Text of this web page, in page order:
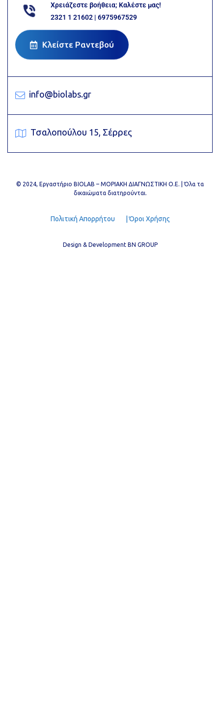
Χρειάζεστε βοήθεια; Καλέστε μας!
2321 1 21602 | 6975967529
Κλείστε Ραντεβού
info@biolabs.gr
Τσαλοπούλου 15, Σέρρες
© 2024, Εργαστήριο ΒIOLAB – ΜΟΡΙΑΚΗ ΔΙΑΓΝΩΣΤΙΚΗ Ο.Ε. | Όλα τα
δικαιώματα διατηρούνται.
Πολιτική Απορρήτου | Όροι Χρήσης
Design & Development BN GROUP